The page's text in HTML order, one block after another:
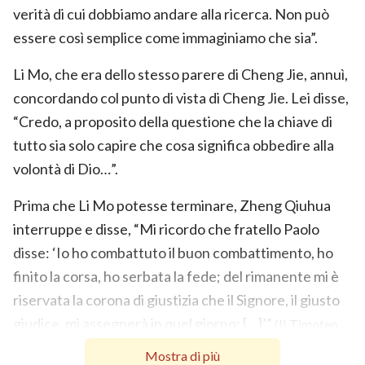
verità di cui dobbiamo andare alla ricerca. Non può
essere così semplice come immaginiamo che sia”.
Li Mo, che era dello stesso parere di Cheng Jie, annuì,
concordando col punto di vista di Cheng Jie. Lei disse,
“Credo, a proposito della questione che la chiave di
tutto sia solo capire che cosa significa obbedire alla
volontà di Dio…”.
Prima che Li Mo potesse terminare, Zheng Qiuhua
interruppe e disse, “Mi ricordo che fratello Paolo
disse: ‘Io ho combattuto il buon combattimento, ho
finito la corsa, ho serbata la fede; del rimanente mi è
riservata la corona di giustizia che il Signore, il giusto
giudice, mi assegnerà in quel giorno; […]’”
Mostra di più